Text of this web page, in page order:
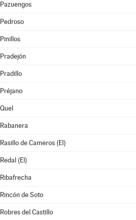
Pazuengos
Pedroso
Pinillos
Pradejón
Pradillo
Préjano
Quel
Rabanera
Rasillo de Cameros (El)
Redal (El)
Ribafrecha
Rincón de Soto
Robres del Castillo